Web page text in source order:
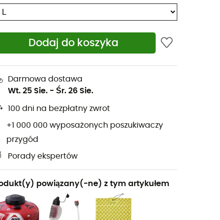
Dodaj do koszyka
Darmowa dostawa
Wt. 25 Sie. - Śr. 26 Sie.
100 dni na bezpłatny zwrot
+1 000 000 wyposażonych poszukiwaczy
przygód
Porady ekspertów
powiązany(-ne) z tym artykułem